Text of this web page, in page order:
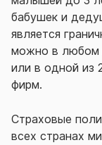
бабушек и
является
можно в любом
или в одной из
фирм.
Страховые
всех странах